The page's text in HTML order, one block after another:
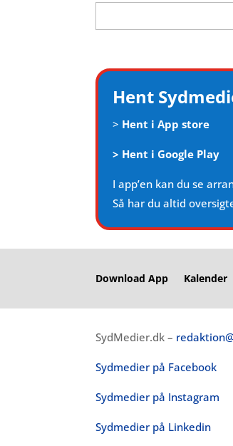
efter:
Hent
> Hent i App store
> Hent i Google Play
I app’en kan du se
Så har du altid
Download App Kalender
SydMedier.dk –
Sydmedier på Facebook
Sydmedier på Instagram
Sydmedier på Linkedin